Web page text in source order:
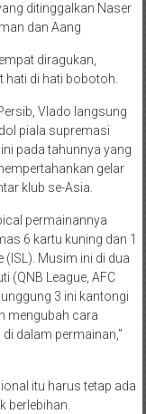
ditinggalkan Naser
dan Aang
diragukan,
hati di hati bobotoh.
Vlado langsung
piala supremasi
pada tahunnya yang
gelar
klub se-Asia.
permainannya
6 kartu kuning dan 1
(ISL). Musim ini di dua
(QNB League, AFC
3 ini kantongi
mengubah cara
dalam permainan,”
itu harus tetap ada
berlebihan.